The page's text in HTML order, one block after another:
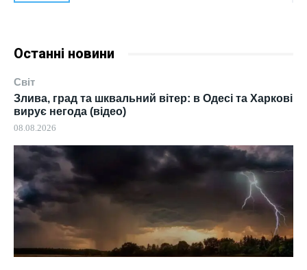
Останні новини
Світ
Злива, град та шквальний вітер: в Одесі та Харкові
вирує негода (відео)
08.08.2026